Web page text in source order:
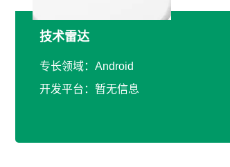
技术雷达
专长领域：Android
开发平台：暂无信息